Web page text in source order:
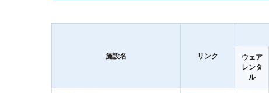
施設名 リンク
ウェア
レンタ
ル